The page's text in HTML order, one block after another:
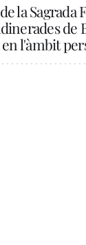
la Sagrada
de
l'àmbit